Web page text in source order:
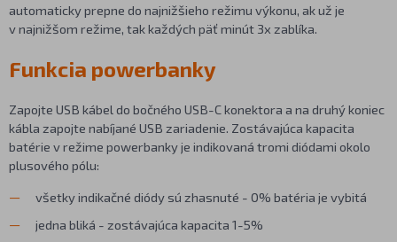
automaticky prepne do najnižšieho režimu výkonu, ak už je
v najnižšom režime, tak každých päť minút 3x zablíka.
Funkcia powerbanky
Zapojte USB kábel do bočného USB-C konektora a na druhý koniec
kábla zapojte nabíjané USB zariadenie. Zostávajúca kapacita
batérie v režime powerbanky je indikovaná tromi diódami okolo
plusového pólu:
všetky indikačné diódy sú zhasnuté - 0% batéria je vybitá
jedna bliká - zostávajúca kapacita 1-5%